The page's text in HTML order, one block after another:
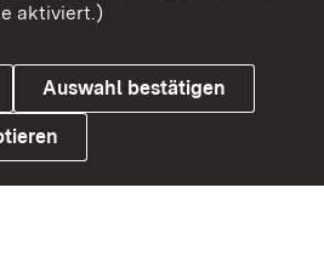
aktiviert.)
Auswahl bestätigen